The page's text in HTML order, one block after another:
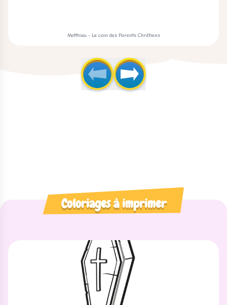
Matthieu - Le coin des Parents Chrétiens
Coloriages à imprimer